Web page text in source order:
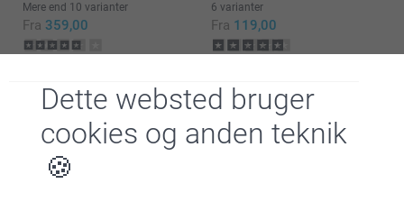
Dette websted bruger
cookies og anden teknik
Mere end 10 varianter
Fra 359,00
6 varianter
Fra 119,00